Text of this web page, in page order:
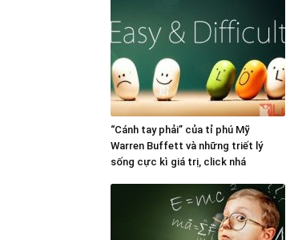
“Cánh tay phải” của tỉ phú Mỹ
Warren Buffett và những triết lý
sống cực kì giá trị, click nhá